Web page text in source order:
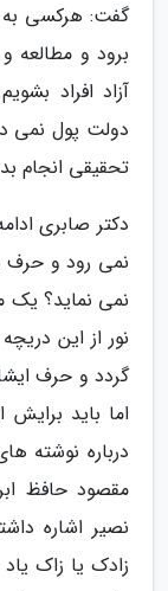
گفت: هرکسی به
برود و مطالعه
آزاد افراد
دولت پول نمی
تحقیقی انجام
دکتر صابری
نمی رود و حرف
نمی نماید؟ یک
نور از این
گردد و حرف
اما باید
درباره نوشته
مقصود حافظ
نصیر اشاره
زادک یا زاک